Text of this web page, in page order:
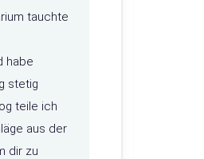
tauchte
habe
stetig
teile ich
aus der
dir zu